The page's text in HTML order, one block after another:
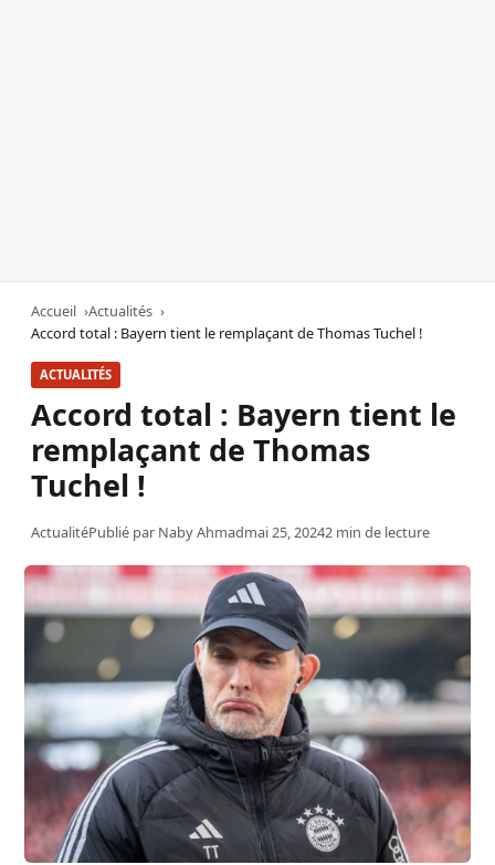
Accueil
Actualités
Accord total : Bayern tient le remplaçant de Thomas Tuchel !
ACTUALITÉS
Accord total : Bayern tient le
remplaçant de Thomas
Tuchel !
ActualitéPublié par Naby Ahmadmai 25, 20242 min de lecture